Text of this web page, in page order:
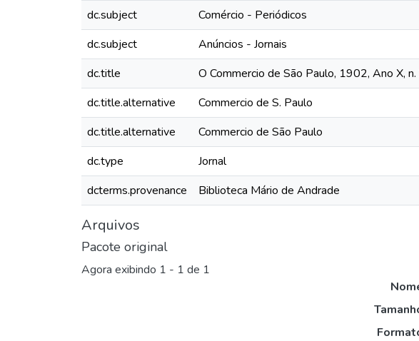
dc.subject
Comércio - Periódicos
dc.subject
Anúncios - Jornais
dc.title
O Commercio de São Paulo, 1902, Ano X,
dc.title.alternative
Commercio de S. Paulo
dc.title.alternative
Commercio de São Paulo
dc.type
Jornal
dcterms.provenance
Biblioteca Mário de Andrade
Arquivos
Pacote original
Agora exibindo 1 - 1 de 1